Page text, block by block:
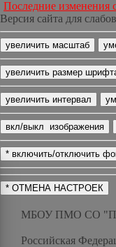
Последние изменения
Версия сайта для
МБОУ ПМО СО
Российская